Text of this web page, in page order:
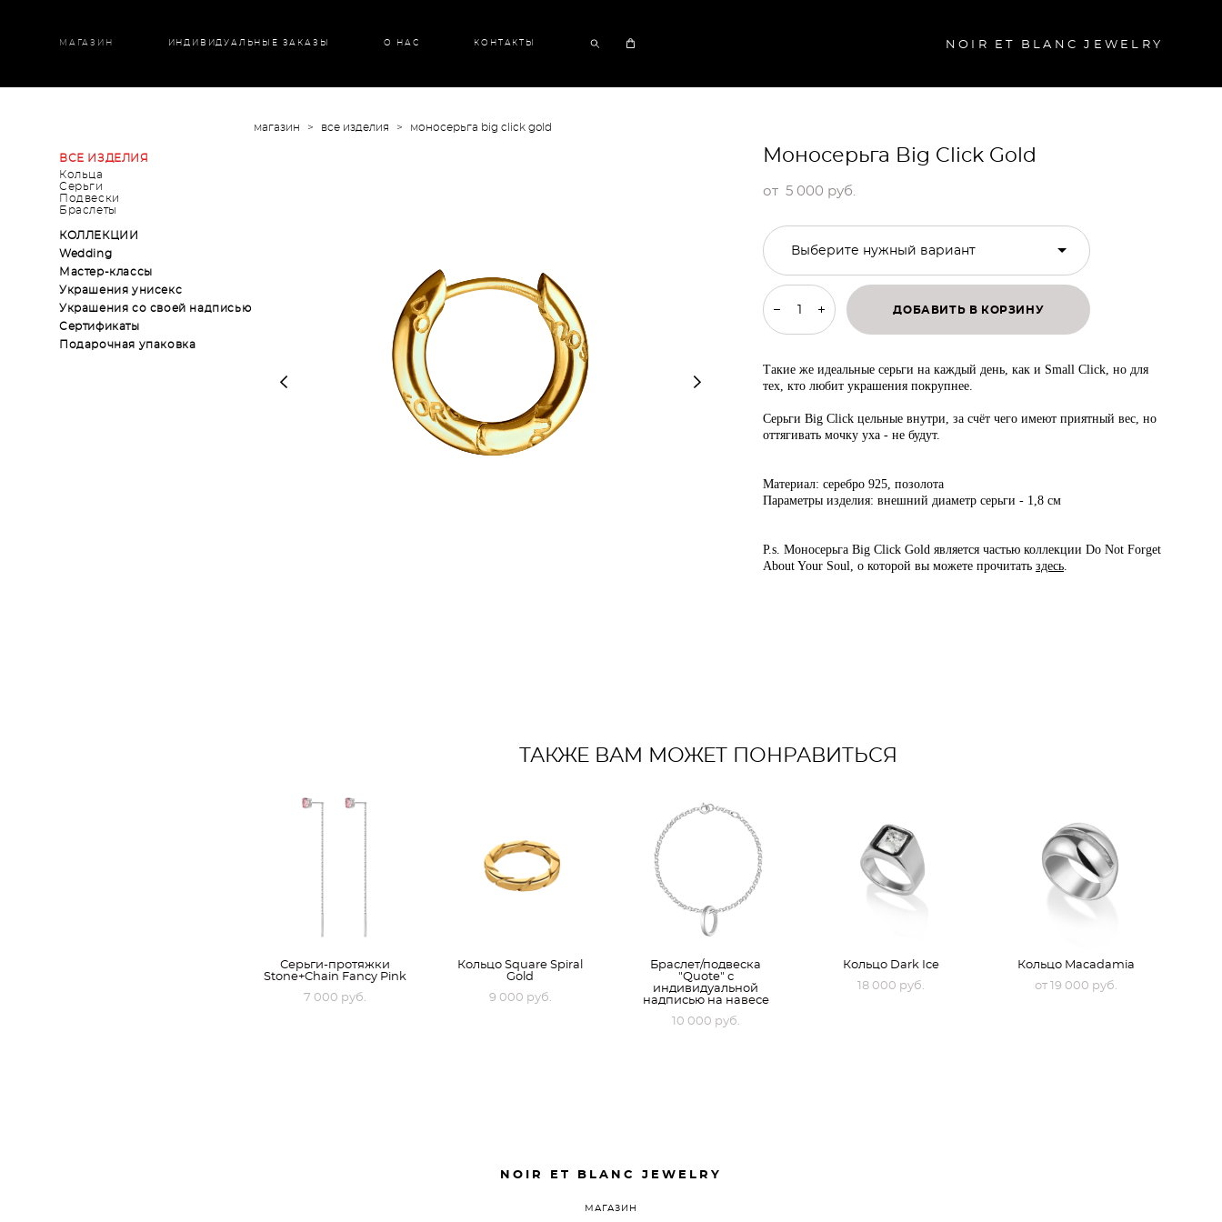
NOIR ET BLANC JEWELRY
МАГАЗИН ИНДИВИДУАЛЬНЫЕ ЗАКАЗЫ О НАС КОНТАКТЫ
ВСЕ ИЗДЕЛИЯ
Кольца
Серьги
Подвески
Браслеты
КОЛЛЕКЦИИ
Wedding
Мастер-классы
Украшения унисекс
Украшения со своей надписью
Сертификаты
Подарочная упаковка
магазин > все изделия > моносерьга big click gold
Моносерьга Big Click Gold
от 5 000 pуб.
Выберите нужный вариант
ДОБАВИТЬ В КОРЗИНУ
Такие же идеальные серьги на каждый день, как и Small Click, но для
тех, кто любит украшения покрупнее.
Серьги Big Click цельные внутри, за счёт чего имеют приятный вес, но
оттягивать мочку уха - не будут.
Материал: серебро 925, позолота
Параметры изделия: внешний диаметр серьги - 1,8 см
P.s. Моносерьга Big Click Gold является частью коллекции Do Not Forget
About Your Soul, о которой вы можете прочитатьздесь.
ТАКЖЕ ВАМ МОЖЕТ ПОНРАВИТЬСЯ
Серьги-протяжки
Stone+Chain Fancy Pink
7 000 pуб.
Кольцо Square Spiral
Gold
9 000 pуб.
Браслет/подвеска
"Quote" с
индивидуальной
надписью на навесе
10 000 pуб.
Кольцо Dark Ice
18 000 pуб.
Кольцо Macadamia
от 19 000 pуб.
NOIR ET BLANC JEWELRY
МАГАЗИН